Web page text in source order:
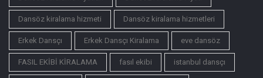
Dansöz kiralama hizmeti Dansöz kiralama hizmetleri
Erkek Dansçı Erkek Dansçı Kiralama eve dansöz
FASIL EKİBİ KİRALAMA fasıl ekibi istanbul dansçı